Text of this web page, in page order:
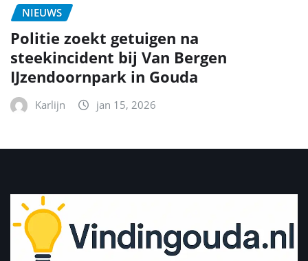
NIEUWS
Politie zoekt getuigen na
steekincident bij Van Bergen
IJzendoornpark in Gouda
Karlijn jan 15, 2026